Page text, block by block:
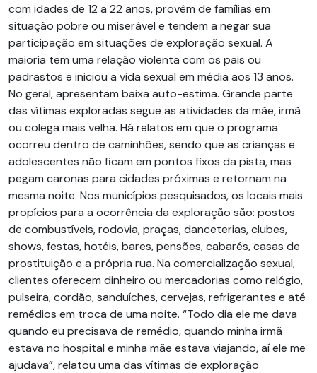
com idades de 12 a 22 anos, provêm de famílias em
situação pobre ou miserável e tendem a negar sua
participação em situações de exploração sexual. A
maioria tem uma relação violenta com os pais ou
padrastos e iniciou a vida sexual em média aos 13 anos.
No geral, apresentam baixa auto-estima. Grande parte
das vítimas exploradas segue as atividades da mãe, irmã
ou colega mais velha. Há relatos em que o programa
ocorreu dentro de caminhões, sendo que as crianças e
adolescentes não ficam em pontos fixos da pista, mas
pegam caronas para cidades próximas e retornam na
mesma noite. Nos municípios pesquisados, os locais mais
propícios para a ocorrência da exploração são: postos
de combustíveis, rodovia, praças, danceterias, clubes,
shows, festas, hotéis, bares, pensões, cabarés, casas de
prostituição e a própria rua. Na comercialização sexual,
clientes oferecem dinheiro ou mercadorias como relógio,
pulseira, cordão, sanduíches, cervejas, refrigerantes e até
remédios em troca de uma noite. “Todo dia ele me dava
quando eu precisava de remédio, quando minha irmã
estava no hospital e minha mãe estava viajando, aí ele me
ajudava”, relatou uma das vítimas de exploração